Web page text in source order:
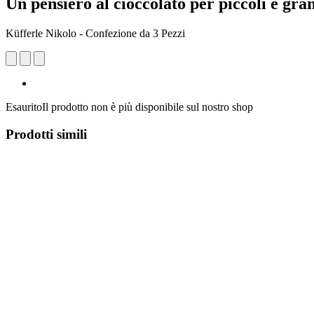
Küfferle Nikolo - Confezione da 3 Pezzi
EsauritoIl prodotto non è più disponibile sul nostro shop
Prodotti simili